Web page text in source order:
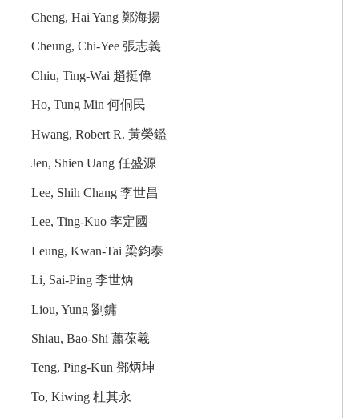
Cheng, Hai Yang 鄭海揚
Cheung, Chi-Yee 張志義
Chiu, Ting-Wai 趙挺偉
Ho, Tung Min 何侗民
Hwang, Robert R. 黃榮鑑
Jen, Shien Uang 任盛源
Lee, Shih Chang 李世昌
Lee, Ting-Kuo 李定國
Leung, Kwan-Tai 梁鈞泰
Li, Sai-Ping 李世炳
Liou, Yung 劉鏞
Shiau, Bao-Shi 蕭葆羲
Teng, Ping-Kun 鄧炳坤
To, Kiwing 杜其永